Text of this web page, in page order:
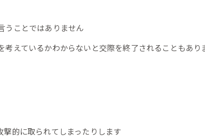
うことではありません
えているかわからないと交際を終了されることもあり
的に取られてしまったりします